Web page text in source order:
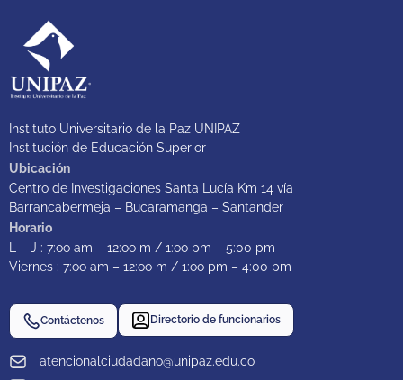
Instituto Universitario de la Paz UNIPAZ
Institución de Educación Superior
Ubicación
Centro de Investigaciones Santa Lucía Km 14 vía
Barrancabermeja – Bucaramanga – Santander
Horario
L – J : 7:oo am – 12:oo m / 1:oo pm – 5:00 pm
Viernes : 7:oo am – 12:oo m / 1:oo pm – 4:00 pm
atencionalciudadano@unipaz.edu.co
Contáctenos Directorio de funcionarios